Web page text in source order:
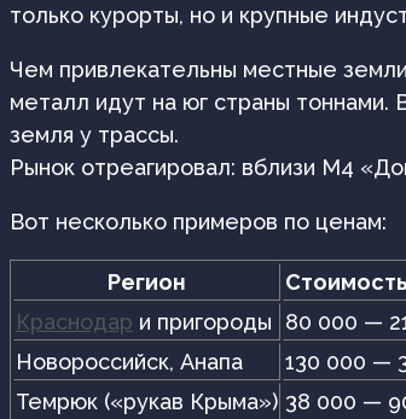
только курорты, но и крупные
Чем привлекательны местные
металл идут на юг страны тоннами.
земля у трассы.
Рынок отреагировал: вблизи М4
Вот несколько примеров по ценам:
Регион
Краснодар и пригороды 80 000 —
Новороссийск, Анапа
130 000 —
Темрюк («рукав Крыма») 38 000 —